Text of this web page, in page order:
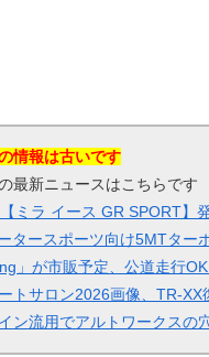
情報は古いです
最新ニュースはこちらです
ミラ イース GR SPORT】
タースポーツ向け5MTター
」が市販予定、公道走行
トサロン2026画像、TR-XX
ン流用でアルトワークスの